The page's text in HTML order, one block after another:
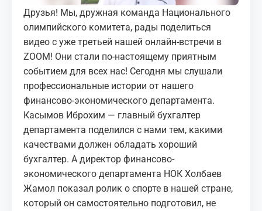
UZ-PIN
Друзья! Мы, дружная команда Национального
олимпийского комитета, рады поделиться
видео с уже третьей нашей онлайн-встречи в
ZOOM! Они стали по-настоящему приятным
событием для всех нас! Сегодня мы слушали
профессиональные истории от нашего
финансово-экономического департамента.
Касымов Иброхим — главный бухгалтер
департамента поделился с нами тем, какими
качествами должен обладать хороший
бухгалтер. А директор финансово-
экономического департамента НОК Холбаев
Жамол показал ролик о спорте в нашей стране,
который он самостоятельно подготовил, не